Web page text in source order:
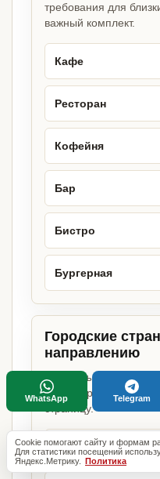
требования для
важный комплект.
Кафе
Ресторан
Кофейня
Бар
Бистро
Бургерная
Городские
направлению
Если объект работает
можно сразу открыть
страницу.
Кафе фаст-фуда в
Cookie помогают сайту и формам
Для статистики посещений
Яндекс.Метрику. Политика
WhatsApp Telegram